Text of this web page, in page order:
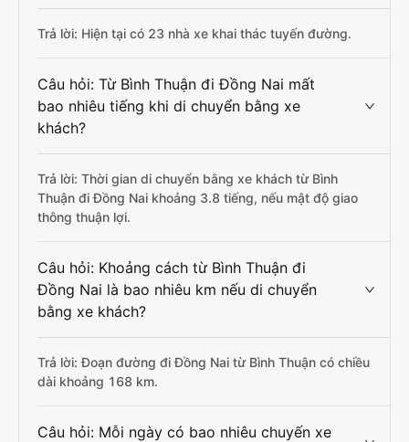
Trả lời: Hiện tại có 23 nhà xe khai thác tuyến đường.
Câu hỏi: Từ Bình Thuận đi Đồng Nai mất
bao nhiêu tiếng khi di chuyển bằng xe
khách?
Trả lời: Thời gian di chuyển bằng xe khách từ Bình
Thuận đi Đồng Nai khoảng 3.8 tiếng, nếu mật độ giao
thông thuận lợi.
Câu hỏi: Khoảng cách từ Bình Thuận đi
Đồng Nai là bao nhiêu km nếu di chuyển
bằng xe khách?
Trả lời: Đoạn đường đi Đồng Nai từ Bình Thuận có chiều
dài khoảng 168 km.
Câu hỏi: Mỗi ngày có bao nhiêu chuyến xe